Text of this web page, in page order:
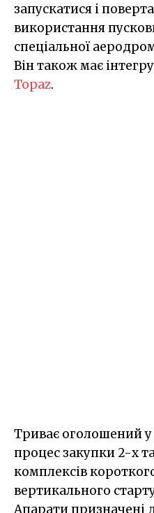
запускатися і
використання
спеціальної
Він також має
Topaz.
Триває оголошений у
процес закупки 2-х
комплексів
вертикального
Апарати призначені